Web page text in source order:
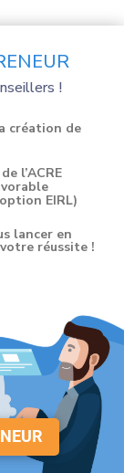
!
création de
l’ACRE
EIRL)
lancer en
réussite !